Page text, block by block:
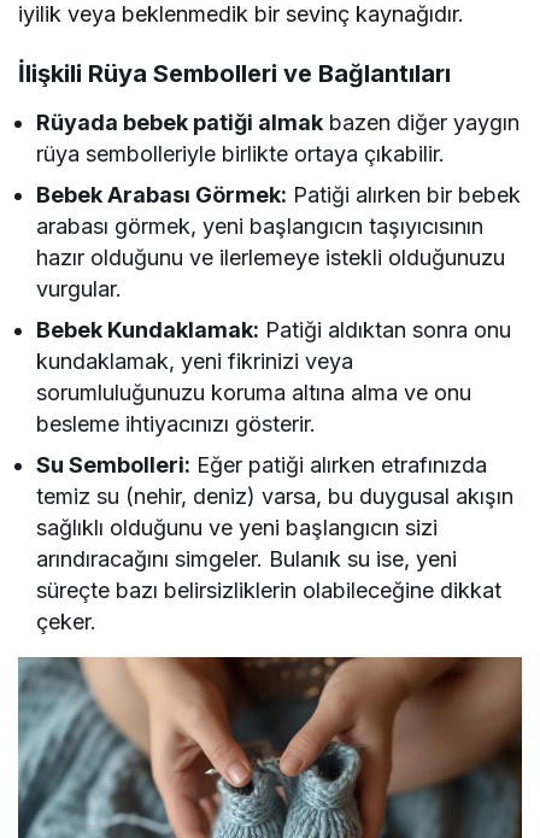
iyilik veya beklenmedik bir sevinç kaynağıdır.
İlişkili Rüya Sembolleri ve Bağlantıları
Rüyada bebek patiği almak bazen diğer yaygın
rüya sembolleriyle birlikte ortaya çıkabilir.
Bebek Arabası Görmek: Patiği alırken bir bebek
arabası görmek, yeni başlangıcın taşıyıcısının
hazır olduğunu ve ilerlemeye istekli olduğunuzu
vurgular.
Bebek Kundaklamak: Patiği aldıktan sonra onu
kundaklamak, yeni fikrinizi veya
sorumluluğunuzu koruma altına alma ve onu
besleme ihtiyacınızı gösterir.
Su Sembolleri: Eğer patiği alırken etrafınızda
temiz su (nehir, deniz) varsa, bu duygusal akışın
sağlıklı olduğunu ve yeni başlangıcın sizi
arındıracağını simgeler. Bulanık su ise, yeni
süreçte bazı belirsizliklerin olabileceğine dikkat
çeker.